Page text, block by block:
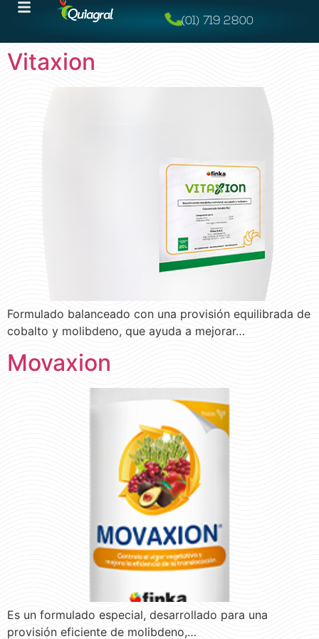
(01) 719 2800
Vitaxion
Formulado balanceado con una provisión equilibrada de
cobalto y molibdeno, que ayuda a mejorar…
Movaxion
Es un formulado especial, desarrollado para una
provisión eficiente de molibdeno,…